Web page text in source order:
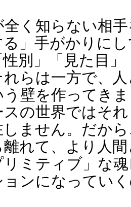
全く知らない相
る」手がかりに
別」「⾒た目
らは一方で、
う壁を作ってき
スの世界ではそ
しません。だか
離れて、より人
リミティブ」な
ョンになってい